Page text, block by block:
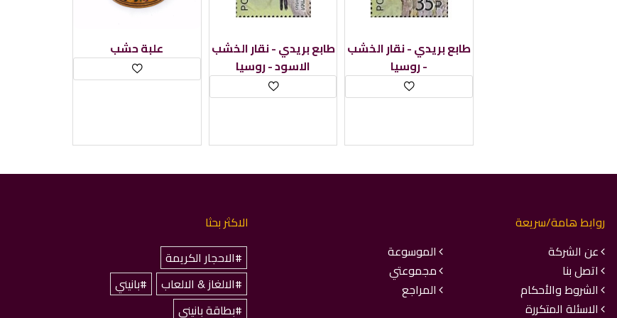
طابع بريدي - نقار الخشب
- روسيا
طابع بريدي - نقار الخشب
الاسود - روسيا
علبة حشب
روابط هامة/سريعة
عن الشركة
الموسوعة
اتصل بنا
مجموعتي
الشروط والأحكام
المراجع
الاسئلة المتكررة
الاكثر بحثا
#الاحجار الكريمة
#الالغاز & الالعاب
#بانيني
#بطاقة بانيني